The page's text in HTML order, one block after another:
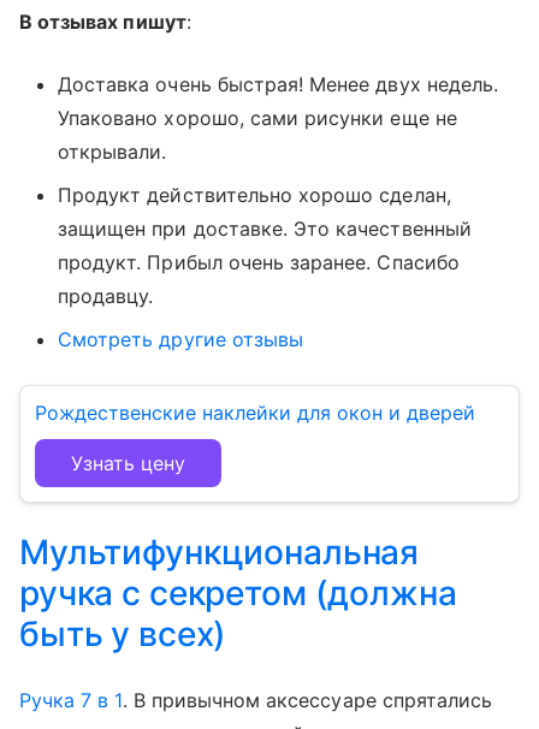
В отзывах пишут:
Доставка очень быстрая! Менее двух недель.
Упаковано хорошо, сами рисунки еще не
открывали.
Продукт действительно хорошо сделан,
защищен при доставке. Это качественный
продукт. Прибыл очень заранее. Спасибо
продавцу.
Смотреть другие отзывы
Рождественские наклейки для окон и дверей
Узнать цену
Мультифункциональная
ручка с секретом (должна
быть у всех)
Ручка 7 в 1. В привычном аксессуаре спрятались